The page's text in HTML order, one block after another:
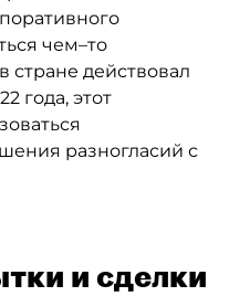
чем–то
стране действовал
года, этот
разногласий с
и сделки